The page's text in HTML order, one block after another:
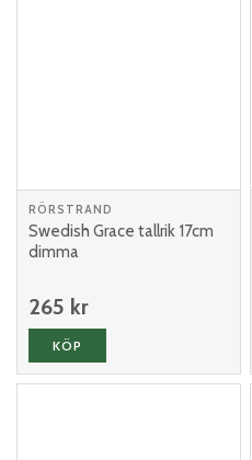
RÖRSTRAND
Swedish Grace tallrik 17cm
dimma
265 kr
KÖP